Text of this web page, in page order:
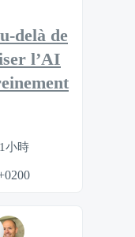
delà de
l’AI
小時